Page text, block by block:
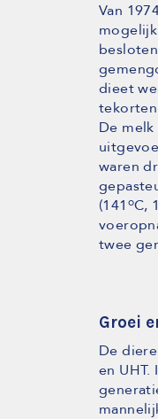
Van
dieet
De
waren
(141 oC,
twee
Groei
De
en UHT.